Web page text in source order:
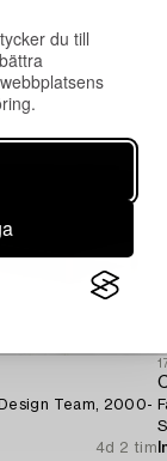
du till
på
Team, 2000-
4d 2 tim